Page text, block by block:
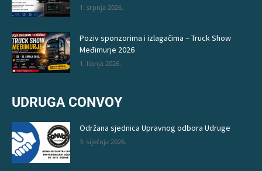
1. srpnja 2026.
Poziv sponzorima i izlagačima – Truck Show
Međimurje 2026
1. lipnja 2026.
UDRUGA CONVOY
Održana sjednica Upravnog odbora Udruge
3. siječnja 2026.